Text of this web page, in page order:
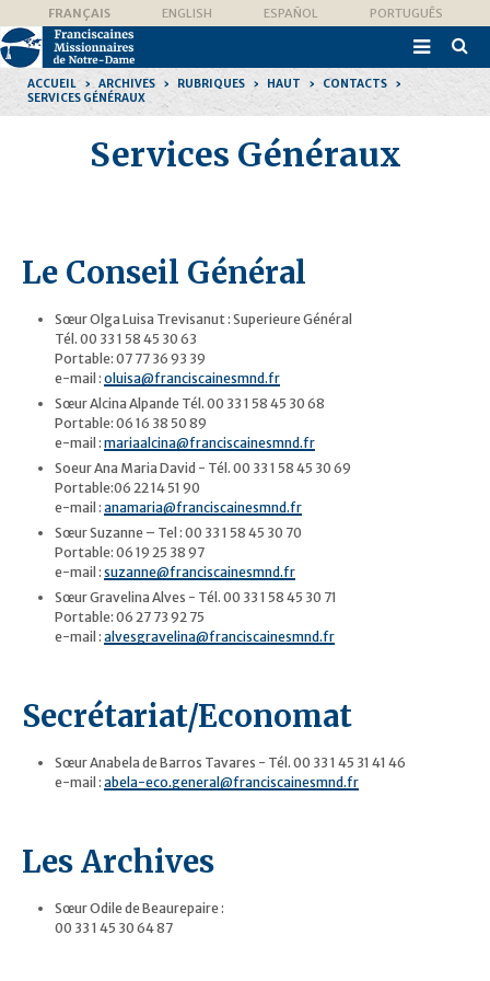
contenu.
|
Aller
navigation
personnelsFRANÇAIS ENGLISH ESPAÑOL PORTUGUÊS

ACCUEIL › ARCHIVES › RUBRIQUES › HAUT › CONTACTS
›
SERVICES GÉNÉRAUX
Services Généraux
Le Conseil Général
Sœur Olga Luisa Trevisanut : Superieure Général
Tél. 00 33 1 58 45 30 63
Portable: 07 77 36 93 39
e-mail : oluisa@franciscainesmnd.fr
Sœur Alcina Alpande Tél. 00 33 1 58 45 30 68
Portable: 06 16 38 50 89
e-mail : mariaalcina@franciscainesmnd.fr
Soeur Ana Maria David - Tél. 00 33 1 58 45 30 69
Portable:06 22 14 51 90
e-mail : anamaria@franciscainesmnd.fr
Sœur Suzanne – Tel : 00 33 1 58 45 30 70
Portable: 06 19 25 38 97
e-mail : suzanne@franciscainesmnd.fr
Sœur Gravelina Alves - Tél. 00 33 1 58 45 30 71
Portable: 06 27 73 92 75
e-mail : alvesgravelina@franciscainesmnd.fr
Secrétariat/Economat
Sœur Anabela de Barros Tavares - Tél. 00 33 1 45 31 41 46
e-mail : abela-eco.general@franciscainesmnd.fr
Les Archives
Sœur Odile de Beaurepaire :
00 33 1 45 30 64 87